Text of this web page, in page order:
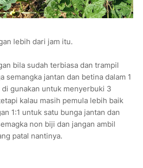
lebih dari jam itu.
bila sudah terbiasa dan trampil
semangka jantan dan betina dalam 1
di gunakan untuk menyerbuki 3
kalau masih pemula lebih baik
1:1 untuk satu bunga jantan dan
non biji dan jangan ambil
patal nantinya.